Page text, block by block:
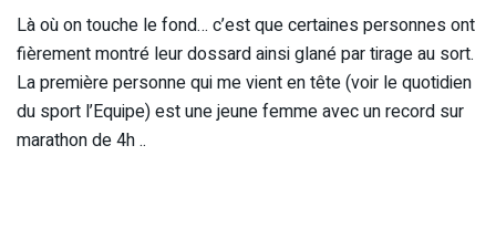
Là où on touche le fond… c’est que certaines personnes ont
fièrement montré leur dossard ainsi glané par tirage au sort.
La première personne qui me vient en tête (voir le quotidien
du sport l’Equipe) est une jeune femme avec un record sur
marathon de 4h ..